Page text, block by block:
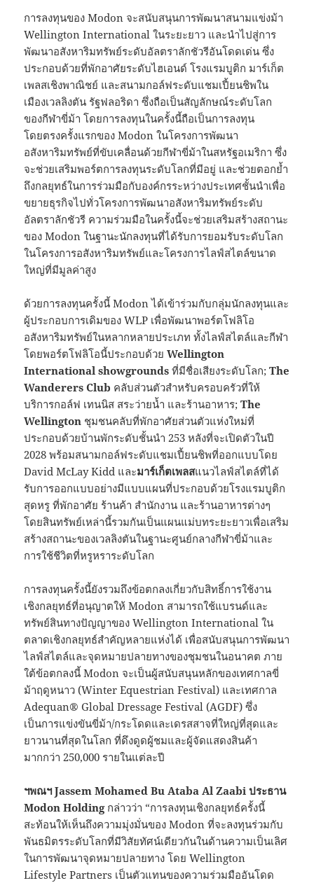
การลงทุนของ Modon จะสนับสนุนการพัฒนาสนามแข่งม้า
Wellington International ในระยะยาว และนำไปสู่การ
พัฒนาอสังหาริมทรัพย์ระดับอัลตราลักชัวรีอันโดดเด่น ซึ่ง
ประกอบด้วยที่พักอาศัยระดับไฮเอนด์ โรงแรมบูติก มาร์เก็ต
เพลสเชิงพาณิชย์ และสนามกอล์ฟระดับแชมเปี้ยนชิพใน
เมืองเวลลิงตัน รัฐฟลอริดา ซึ่งถือเป็นสัญลักษณ์ระดับโลก
ของกีฬาขี่ม้า โดยการลงทุนในครั้งนี้ถือเป็นการลงทุน
โดยตรงครั้งแรกของ Modon ในโครงการพัฒนา
อสังหาริมทรัพย์ที่ขับเคลื่อนด้วยกีฬาขี่ม้าในสหรัฐอเมริกา ซึ่ง
จะช่วยเสริมพอร์ตการลงทุนระดับโลกที่มีอยู่ และช่วยตอกย้ำ
ถึงกลยุทธ์ในการร่วมมือกับองค์กรระหว่างประเทศชั้นนำเพื่อ
ขยายธุรกิจไปทั่วโครงการพัฒนาอสังหาริมทรัพย์ระดับ
อัลตราลักชัวรี ความร่วมมือในครั้งนี้จะช่วยเสริมสร้างสถานะ
ของ Modon ในฐานะนักลงทุนที่ได้รับการยอมรับระดับโลก
ในโครงการอสังหาริมทรัพย์และโครงการไลฟ์สไตล์ขนาด
ใหญ่ที่มีมูลค่าสูง
ด้วยการลงทุนครั้งนี้ Modon ได้เข้าร่วมกับกลุ่มนักลงทุนและ
ผู้ประกอบการเดิมของ WLP เพื่อพัฒนาพอร์ตโฟลิโอ
อสังหาริมทรัพย์ในหลากหลายประเภท ทั้งไลฟ์สไตล์และกีฬา
โดยพอร์ตโฟลิโอนี้ประกอบด้วยWellington
International showgroundsที่มีชื่อเสียงระดับโลก;The
Wanderers Club คลับส่วนตัวสำหรับครอบครัวที่ให้
บริการกอล์ฟ เทนนิส สระว่ายน้ำ และร้านอาหาร;The
Wellington ชุมชนคลับที่พักอาศัยส่วนตัวแห่งใหม่ที่
ประกอบด้วยบ้านพักระดับชั้นนำ 253 หลังที่จะเปิดตัวในปี
2028 พร้อมสนามกอล์ฟระดับแชมเปี้ยนชิพที่ออกแบบโดย
David McLay Kidd และมาร์เก็ตเพลสแนวไลฟ์สไตล์ที่ได้
รับการออกแบบอย่างมีแบบแผนที่ประกอบด้วยโรงแรมบูติก
สุดหรู ที่พักอาศัย ร้านค้า สำนักงาน และร้านอาหารต่างๆ
โดยสินทรัพย์เหล่านี้รวมกันเป็นแผนแม่บทระยะยาวเพื่อเสริม
สร้างสถานะของเวลลิงตันในฐานะศูนย์กลางกีฬาขี่ม้าและ
การใช้ชีวิตที่หรูหราระดับโลก
การลงทุนครั้งนี้ยังรวมถึงข้อตกลงเกี่ยวกับสิทธิ์การใช้งาน
เชิงกลยุทธ์ที่อนุญาตให้ Modon สามารถใช้แบรนด์และ
ทรัพย์สินทางปัญญาของ Wellington International ใน
ตลาดเชิงกลยุทธ์สำคัญหลายแห่งได้ เพื่อสนับสนุนการพัฒนา
ไลฟ์สไตล์และจุดหมายปลายทางของชุมชนในอนาคต ภาย
ใต้ข้อตกลงนี้ Modon จะเป็นผู้สนับสนุนหลักของเทศกาลขี่
ม้าฤดูหนาว (Winter Equestrian Festival) และเทศกาล
Adequan® Global Dressage Festival (AGDF) ซึ่ง
เป็นการแข่งขันขี่ม้า/กระโดดและเดรสสาจที่ใหญ่ที่สุดและ
ยาวนานที่สุดในโลก ที่ดึงดูดผู้ชมและผู้จัดแสดงสินค้า
มากกว่า 250,000 รายในแต่ละปี
ฯพณฯJassem Mohamed Bu Ataba Al Zaabiประธาน
Modon Holdingกล่าวว่า “การลงทุนเชิงกลยุทธ์ครั้งนี้
สะท้อนให้เห็นถึงความมุ่งมั่นของ Modon ที่จะลงทุนร่วมกับ
พันธมิตรระดับโลกที่มีวิสัยทัศน์เดียวกันในด้านความเป็นเลิศ
ในการพัฒนาจุดหมายปลายทาง โดย Wellington
Lifestyle Partners เป็นตัวแทนของความร่วมมืออันโดด